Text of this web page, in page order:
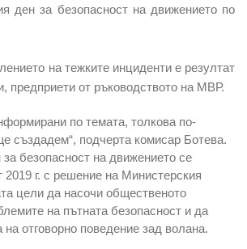
ден за безопасност на движението по
на тежките инциденти е резултат
предприети от ръководството на МВР.
по темата, толкова по-
създадем“, подчерта комисар Ботева.
безопасност на движението се
2019 г. с решение на Министерския
цели да насочи общественото
на пътната безопасност и да
на отговорно поведение зад волана.